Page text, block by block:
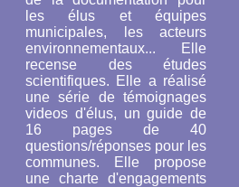
les élus et équipes
municipales, les acteurs
environnementaux... Elle
recense des études
scientifiques. Elle a réalisé
une série de témoignages
videos d'élus, un guide de
16 pages de 40
questions/réponses pour les
communes. Elle propose
une charte d'engagements